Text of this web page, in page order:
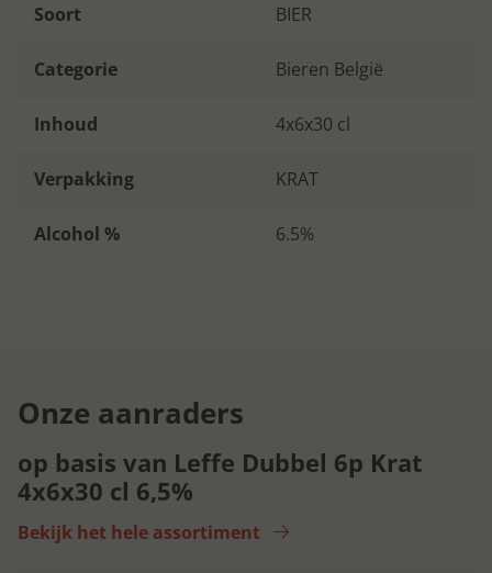
Soort BIER
Categorie Bieren België
Inhoud 4x6x30 cl
Verpakking KRAT
Alcohol % 6.5%
Onze aanraders
op basis van Leffe Dubbel 6p Krat
4x6x30 cl 6,5%
Bekijk het hele assortiment